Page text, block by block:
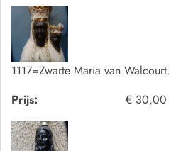
1117=Zwarte Maria van Walcourt.
Prijs:
€ 30,00